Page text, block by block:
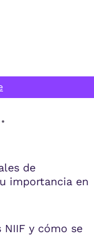
de
importancia en
y cómo se